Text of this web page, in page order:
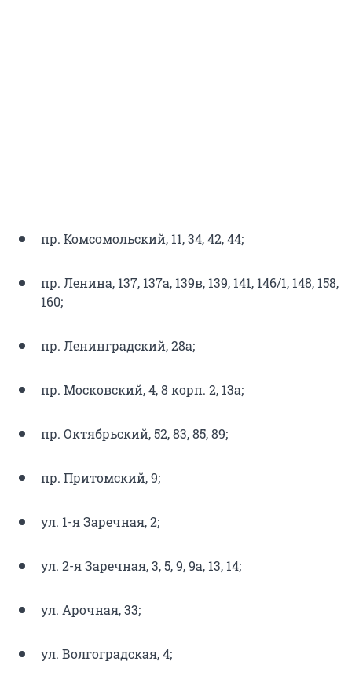
пр. Комсомольский, 11, 34, 42, 44;
пр. Ленина, 137, 137а, 139в, 139, 141, 146/1, 148, 158,
160;
пр. Ленинградский, 28а;
пр. Московский, 4, 8 корп. 2, 13а;
пр. Октябрьский, 52, 83, 85, 89;
пр. Притомский, 9;
ул. 1-я Заречная, 2;
ул. 2-я Заречная, 3, 5, 9, 9а, 13, 14;
ул. Арочная, 33;
ул. Волгоградская, 4;